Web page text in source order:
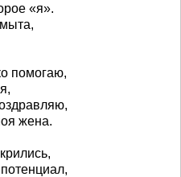
«я».
помогаю,
жена.